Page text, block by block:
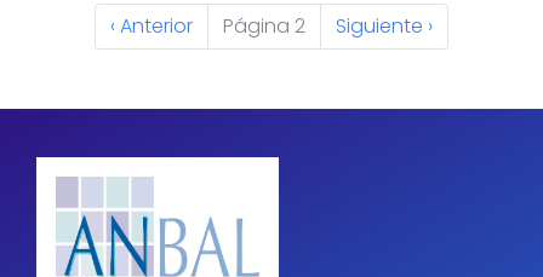
Paginación
Página
anterior
‹ Anterior Página 2
Siguiente
página
Siguiente ›